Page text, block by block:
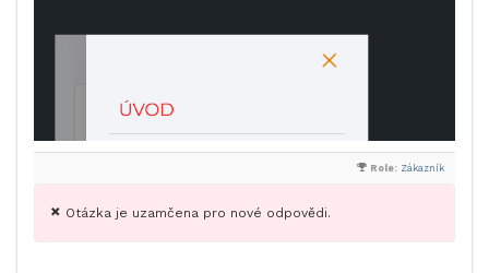
Role: Zákazník
Otázka je uzamčena pro nové odpovědi.